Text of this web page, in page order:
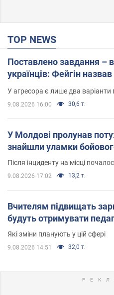
TOP NEWS
Поставлено завдання –
українців: Фейгін
У агресора є лише два варіанти
9.08.2026 16:00 30,6 т.
У Молдові пролунав
знайшли уламки
Після інциденту на місці
9.08.2026 17:02 13,2 т.
Вчителям підвищать
будуть отримувати
Які зміни планують у цій сфері
9.08.2026 14:51 32,0 т.